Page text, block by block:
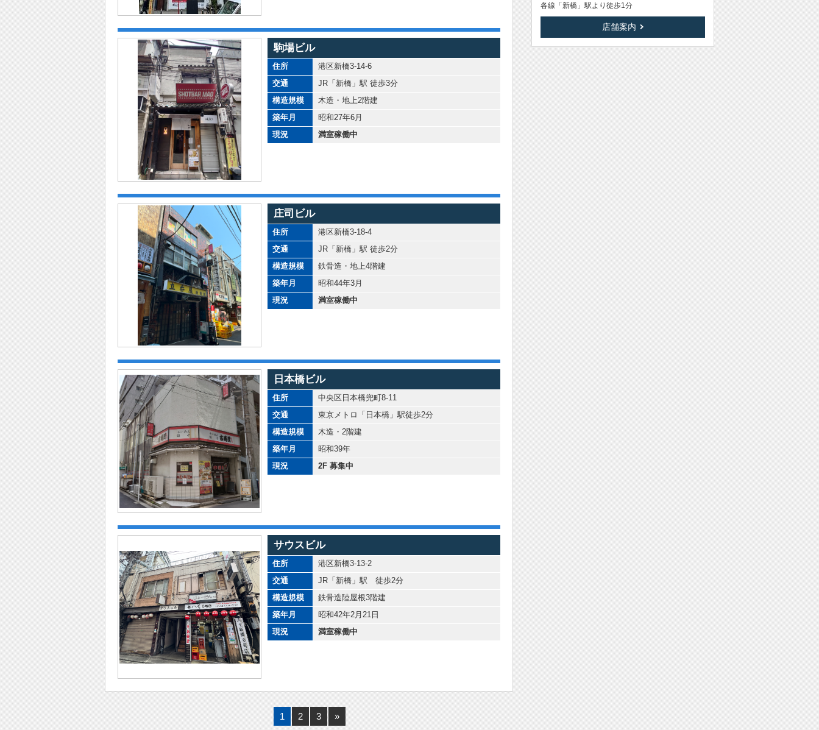
駒場ビル
住所
港区新橋3-14-6
交通
JR「新橋」駅 徒歩3分
構造規模
木造・地上2階建
築年月
昭和27年6月
現況
満室稼働中
庄司ビル
住所
港区新橋3-18-4
交通
JR「新橋」駅 徒歩2分
構造規模
鉄骨造・地上4階建
築年月
昭和44年3月
現況
満室稼働中
日本橋ビル
住所
中央区日本橋兜町8-11
交通
東京メトロ「日本橋」駅徒歩2分
構造規模
木造・2階建
築年月
昭和39年
現況
2F 募集中
サウスビル
住所
港区新橋3-13-2
交通
JR「新橋」駅 徒歩2分
構造規模
鉄骨造陸屋根3階建
築年月
昭和42年2月21日
現況
満室稼働中
1 2 3 »
各線「新橋」駅より徒歩1分
店舗案内